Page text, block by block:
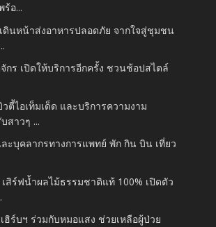
ร้อ...
ดินหน้าส่งอาหารปลอดภัย จากใจสู่ชุมชน
กร เปิดให้บริการอีกครั้ง ชวนช้อปสไตล์
ตี้ไอเท็มเด็ด และบริการความงาม
สาวๆ ...
ะบุคลากรทางการแพทย์ พัก กิน บิน เที่ยว
เสิร์ฟน้ำผลไม้ธรรมชาติแท้ 100% เปิดตัว
เฮิร์บฯ ร่วมกับหมอแสง ช่วยเหลือผู้ป่วย